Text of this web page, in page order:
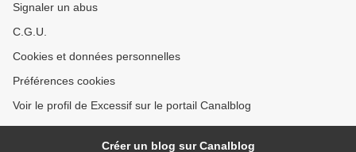
Signaler un abus
C.G.U.
Cookies et données personnelles
Préférences cookies
Voir le profil de Excessif sur le portail Canalblog
Créer un blog sur Canalblog